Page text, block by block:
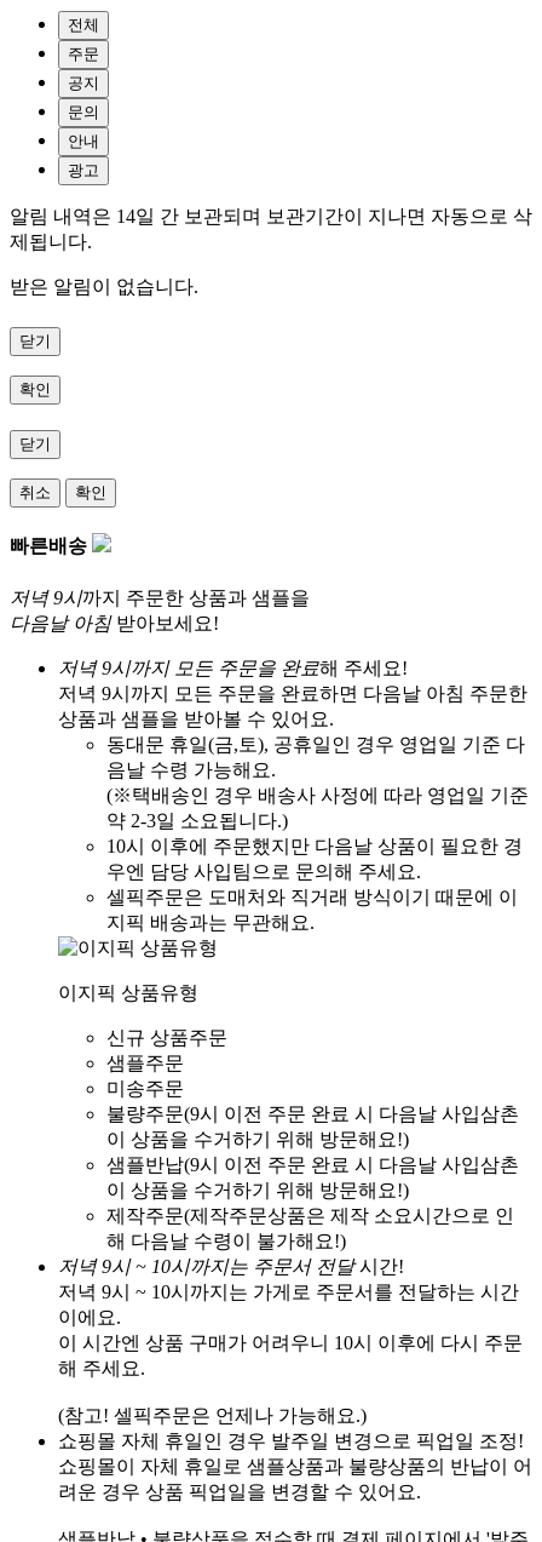
전체
주문
공지
문의
안내
광고
알림 내역은 14일 간 보관되며 보관기간이 지나면 자동으로 삭
제됩니다.
받은 알림이 없습니다.
닫기
확인
닫기
취소 확인
빠른배송
저녁 9시까지 주문한 상품과 샘플을
다음날 아침받아보세요!
저녁 9시까지 모든 주문을 완료해 주세요!
저녁 9시까지 모든 주문을 완료하면 다음날 아침 주문한
상품과 샘플을 받아볼 수 있어요.
동대문 휴일(금,토), 공휴일인 경우 영업일 기준 다
음날 수령 가능해요.
(※택배송인 경우 배송사 사정에 따라 영업일 기준
약 2-3일 소요됩니다.)
10시 이후에 주문했지만 다음날 상품이 필요한 경
우엔 담당 사입팀으로 문의해 주세요.
셀픽주문은 도매처와 직거래 방식이기 때문에 이
지픽 배송과는 무관해요.
이지픽 상품유형
신규 상품주문
샘플주문
미송주문
불량주문(9시 이전 주문 완료 시 다음날 사입삼촌
이 상품을 수거하기 위해 방문해요!)
샘플반납(9시 이전 주문 완료 시 다음날 사입삼촌
이 상품을 수거하기 위해 방문해요!)
제작주문(제작주문상품은 제작 소요시간으로 인
해 다음날 수령이 불가해요!)
저녁 9시 ~ 10시까지는 주문서 전달시간!
저녁 9시 ~ 10시까지는 가게로 주문서를 전달하는 시간
이에요.
이 시간엔 상품 구매가 어려우니 10시 이후에 다시 주문
해 주세요.
(참고! 셀픽주문은 언제나 가능해요.)
쇼핑몰 자체 휴일인 경우 발주일 변경으로 픽업일 조정!
쇼핑몰이 자체 휴일로 샘플상품과 불량상품의 반납이 어
려운 경우 상품 픽업일을 변경할 수 있어요.